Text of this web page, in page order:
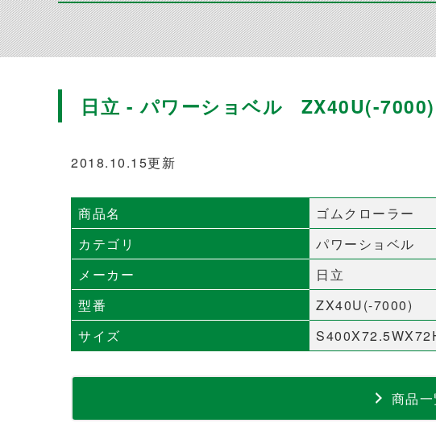
日立 - パワーショベル ZX40U(-7000)
2018.10.15更新
商品名
ゴムクローラー
カテゴリ
パワーショベル
メーカー
日立
型番
ZX40U(-7000)
サイズ
商品